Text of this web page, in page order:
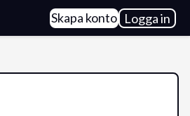
Skapa konto Logga in